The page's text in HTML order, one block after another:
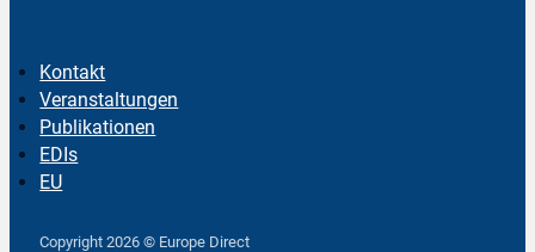
Kontakt
Veranstaltungen
Publikationen
EDIs
EU
Copyright 2026 © Europe Direct